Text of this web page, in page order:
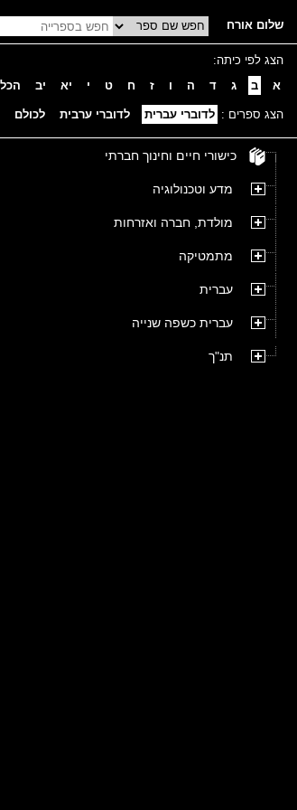
שלום אורח
הצג לפי כיתה:
א
ב ג ד ה ו ז ח ט י יא יב הכל
הצג ספרים : לדוברי עברית לדוברי ערבית לכולם
כישורי חיים וחינוך חברתי
מדע וטכנולוגיה
מולדת, חברה ואזרחות
מתמטיקה
עברית
עברית כשפה שנייה
תנ"ך